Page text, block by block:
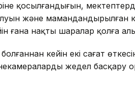
қосылғандығын,
және мамандандырылған
ғана нақты шаралар қолға
кейін екі сағат
жедел басқару